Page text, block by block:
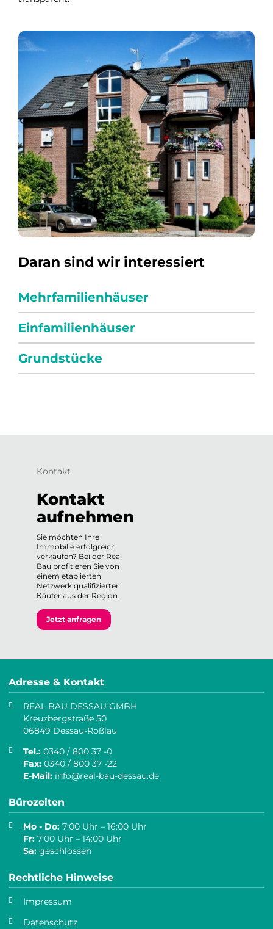
Daran sind wir interessiert
Mehrfamilienhäuser
Einfamilienhäuser
Grundstücke
Kontakt
Kontakt
aufnehmen
Sie möchten Ihre
Immobilie erfolgreich
verkaufen? Bei der Real
Bau profitieren Sie von
einem etablierten
Netzwerk qualifizierter
Käufer aus der Region.
Jetzt anfragen
Adresse & Kontakt
REAL BAU DESSAU GMBH
Kreuzbergstraße 50
06849 Dessau-Roßlau
Tel.: 0340 / 800 37 -0
Fax: 0340 / 800 37 -22
E-Mail: info@real-bau-dessau.de
Bürozeiten
Mo - Do: 7:00 Uhr – 16:00 Uhr
Fr: 7:00 Uhr – 14:00 Uhr
Sa: geschlossen
Rechtliche Hinweise
Impressum
Datenschutz